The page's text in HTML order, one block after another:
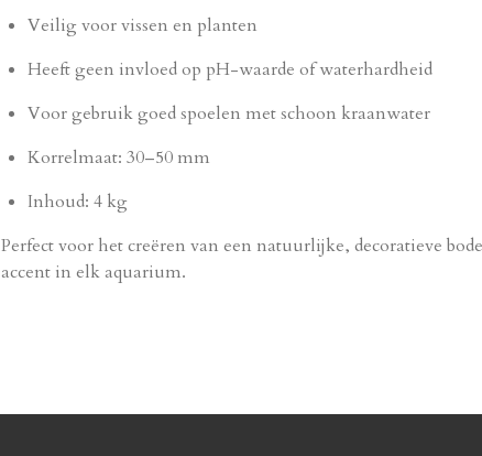
Veilig voor vissen en planten
Heeft geen invloed op pH-waarde of waterhardheid
Voor gebruik goed spoelen met schoon kraanwater
Korrelmaat: 30–50 mm
Inhoud: 4 kg
Perfect voor het creëren van een natuurlijke, decoratieve
accent in elk aquarium.